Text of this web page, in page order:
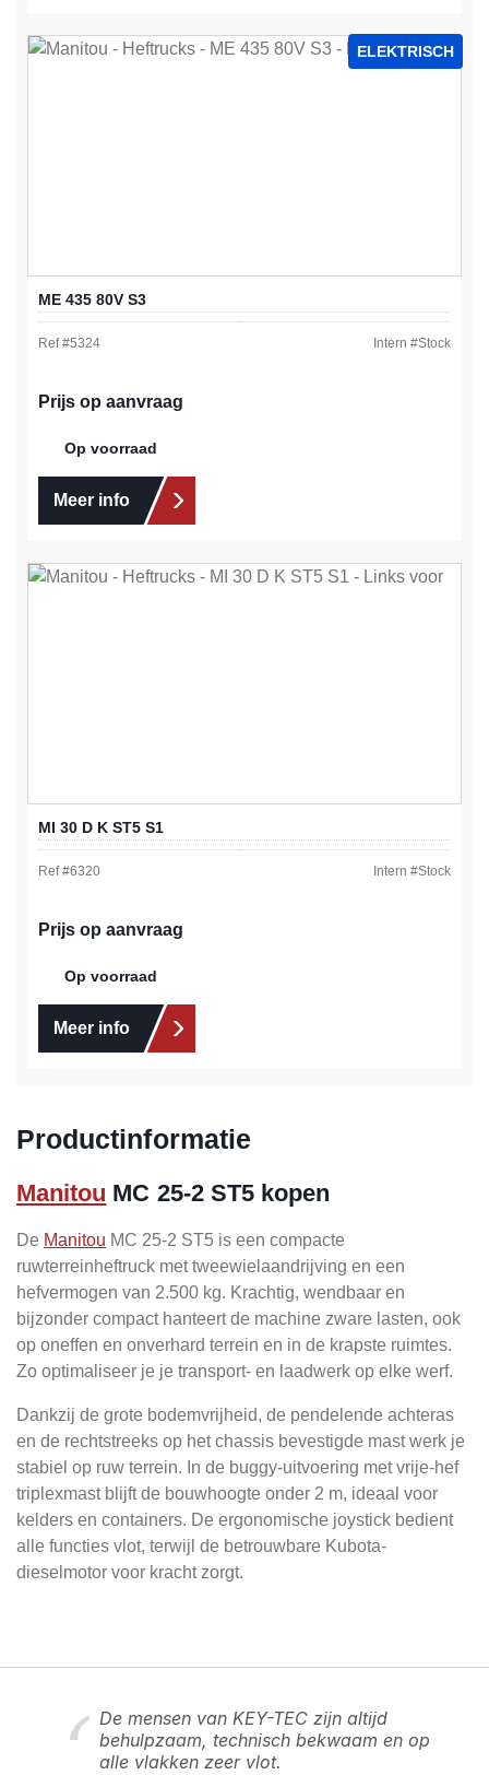
ELEKTRISCH
ME 435 80V S3
Ref #5324 Intern #Stock
Prijs op aanvraag
Op voorraad
Meer info
MI 30 D K ST5 S1
Ref #6320 Intern #Stock
Prijs op aanvraag
Op voorraad
Meer info
Productinformatie
Manitou MC 25-2 ST5 kopen
De Manitou MC 25-2 ST5 is een compacte
ruwterreinheftruck met tweewielaandrijving en een
hefvermogen van 2.500 kg. Krachtig, wendbaar en
bijzonder compact hanteert de machine zware lasten, ook
op oneffen en onverhard terrein en in de krapste ruimtes.
Zo optimaliseer je je transport- en laadwerk op elke werf.
Dankzij de grote bodemvrijheid, de pendelende achteras
en de rechtstreeks op het chassis bevestigde mast werk je
stabiel op ruw terrein. In de buggy-uitvoering met vrije-hef
triplexmast blijft de bouwhoogte onder 2 m, ideaal voor
kelders en containers. De ergonomische joystick bedient
alle functies vlot, terwijl de betrouwbare Kubota-
dieselmotor voor kracht zorgt.
De mensen van KEY-TEC zijn altijd
behulpzaam, technisch bekwaam en op
alle vlakken zeer vlot.